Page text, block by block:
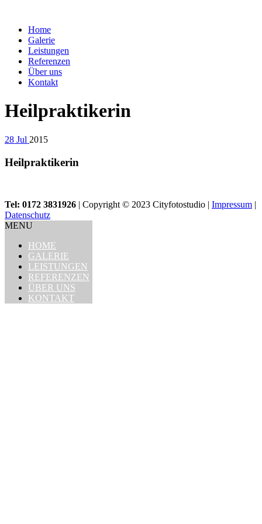
Home
Galerie
Leistungen
Referenzen
Über uns
Kontakt
Heilpraktikerin
28 Jul 2015
Heilpraktikerin
Tel: 0172 3831926 | Copyright © 2023 Cityfotostudio | Impressum |
Datenschutz
MENU
HOME
GALERIE
LEISTUNGEN
REFERENZEN
ÜBER UNS
KONTAKT